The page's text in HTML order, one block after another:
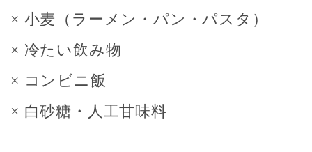
× 小麦（ラーメン・パン・パスタ）
× 冷たい飲み物
× コンビニ飯
× 白砂糖・人工甘味料